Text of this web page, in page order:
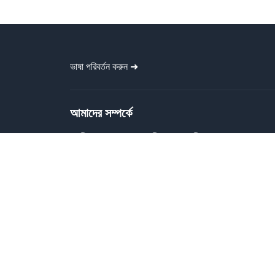
ভাষা পরিবর্তন করুন ➜
আমাদের সম্পর্কে
গ্রাফিক বাংলা প্রত্যেককে বিনামূল্যে গ্রাফিক